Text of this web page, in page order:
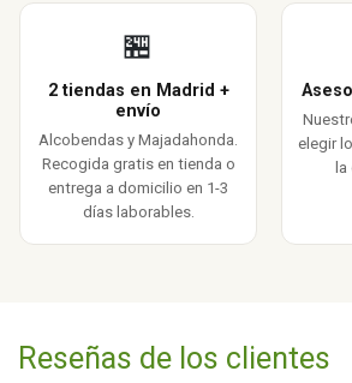
🏪
2 tiendas en Madrid +
envío
Alcobendas y Majadahonda.
Recogida gratis en tienda o
entrega a domicilio en 1-3
días laborables.
elegir
Reseñas de los clientes